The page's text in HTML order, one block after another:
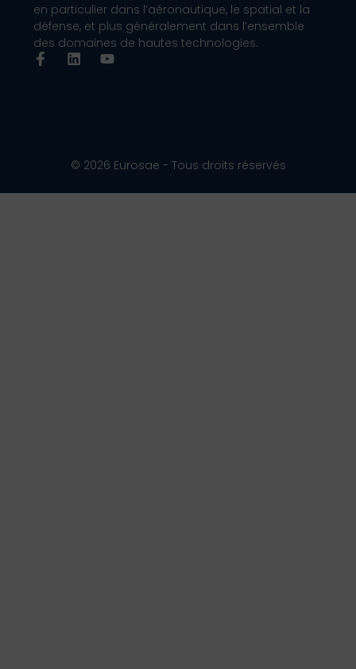
en particulier dans l’aéronautique, le spatial et la
défense, et plus généralement dans l’ensemble
des domaines de hautes technologies.
© 2026 Eurosae - Tous droits réservés